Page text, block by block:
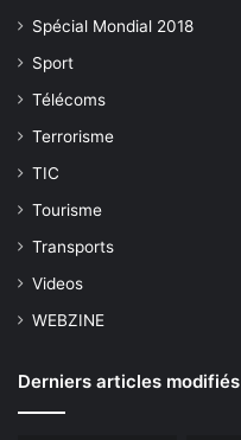
Spécial Mondial 2018
Sport
Télécoms
Terrorisme
TIC
Tourisme
Transports
Videos
WEBZINE
Derniers articles modifiés